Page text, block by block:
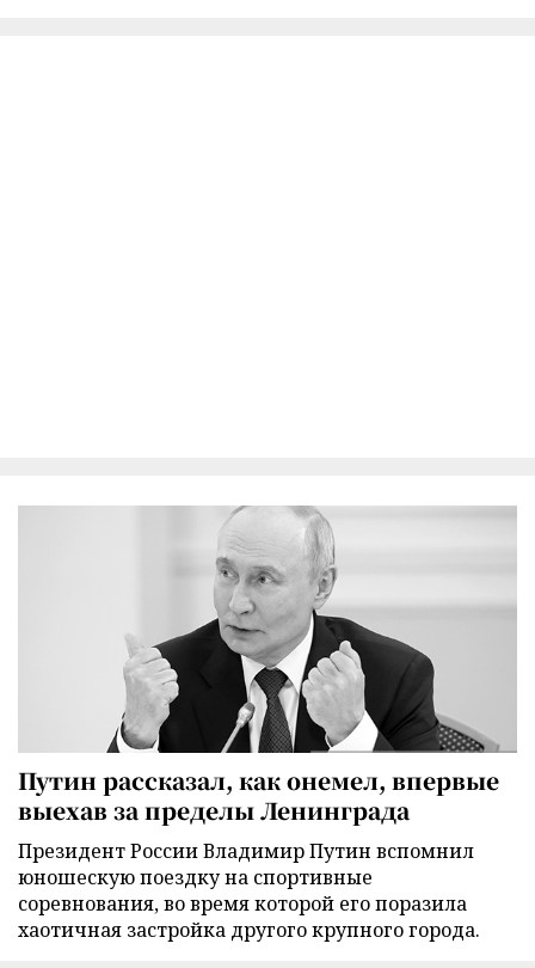
Путин рассказал, как онемел, впервые
выехав за пределы Ленинграда
Президент России Владимир Путин вспомнил
юношескую поездку на спортивные
соревнования, во время которой его поразила
хаотичная застройка другого крупного города.